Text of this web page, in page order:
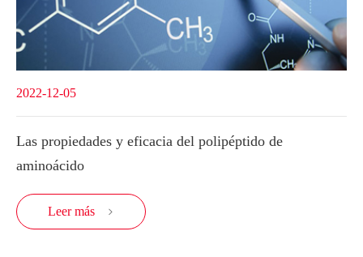
2022-12-05
Las propiedades y eficacia del polipéptido de
aminoácido
Leer más 